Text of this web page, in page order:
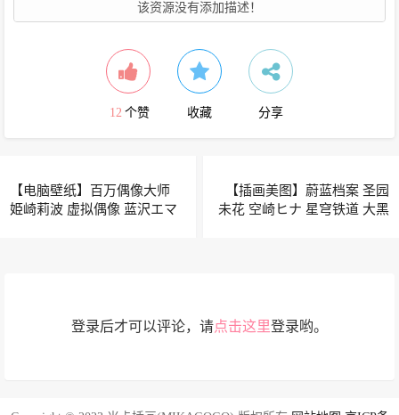
该资源没有添加描述！
12 个赞 收藏 分享
【电脑壁纸】百万偶像大师
姫崎莉波 虚拟偶像 蓝沢エマ
【插画美图】蔚蓝档案 圣园
未花 空崎ヒナ 星穹铁道 大黑
登录后才可以评论，请点击这里登录哟。